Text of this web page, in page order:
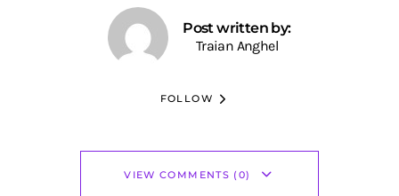
Post written by:
Traian Anghel
FOLLOW
VIEW COMMENTS (0)